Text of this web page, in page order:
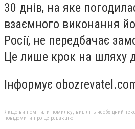
30 днів, на яке
взаємного виконання
Росії, не передбачає
Це лише крок на шляху
Інформує
Якщо ви помітили помилку, виділіть необхідний
повідомити про це редакцію